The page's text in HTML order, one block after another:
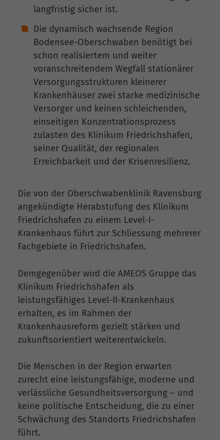
langfristig sicher ist.
Die dynamisch wachsende Region
Bodensee-Oberschwaben benötigt bei
schon realisiertem und weiter
voranschreitendem Wegfall stationärer
Versorgungsstrukturen kleinerer
Krankenhäuser zwei starke medizinische
Versorger und keinen schleichenden,
einseitigen Konzentrationsprozess
zulasten des Klinikum Friedrichshafen,
seiner Qualität, der regionalen
Erreichbarkeit und der Krisenresilienz.
Die von der Oberschwabenklinik Ravensburg
angekündigte Herabstufung des Klinikum
Friedrichshafen zu einem Level-I-
Krankenhaus führt zur Schliessung mehrerer
Fachgebiete in Friedrichshafen.
Demgegenüber wird die AMEOS Gruppe das
Klinikum Friedrichshafen als
leistungsfähiges Level-II-Krankenhaus
erhalten, es im Rahmen der
Krankenhausreform gezielt stärken und
zukunftsorientiert weiterentwickeln.
Die Menschen in der Region erwarten
zurecht eine leistungsfähige, moderne und
verlässliche Gesundheitsversorgung – und
keine politische Entscheidung, die zu einer
Schwächung des Standorts Friedrichshafen
führt.